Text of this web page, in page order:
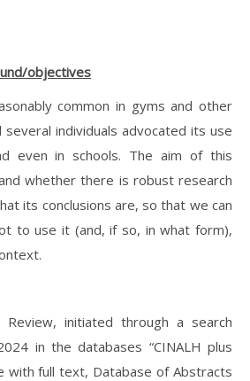
objectives
common in gyms and other
individuals advocated its use
even in schools. The aim of this
whether there is robust research
its conclusions are, so that we can
to use it (and, if so, in what form),
initiated through a search
in the databases “CINALH plus
with full text, Database of Abstracts